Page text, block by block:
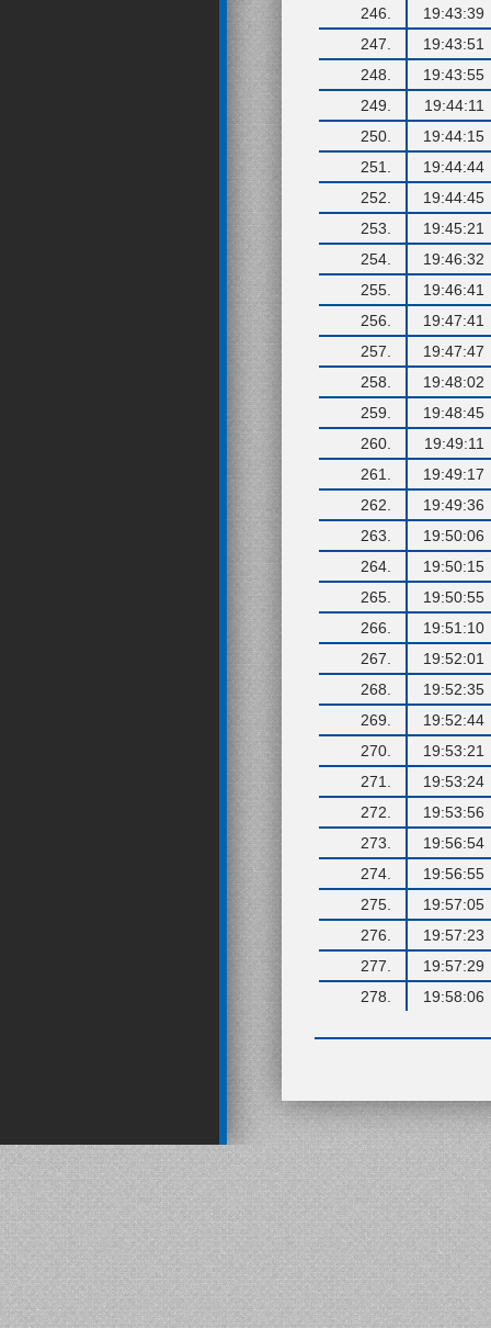
246.
19:43:39
247.
19:43:51
248.
19:43:55
249.
19:44:11
250.
19:44:15
251.
19:44:44
252.
19:44:45
253.
19:45:21
254.
19:46:32
255.
19:46:41
256.
19:47:41
257.
19:47:47
258.
19:48:02
259.
19:48:45
260.
19:49:11
261.
19:49:17
262.
19:49:36
263.
19:50:06
264.
19:50:15
265.
19:50:55
266.
19:51:10
267.
19:52:01
268.
19:52:35
269.
19:52:44
270.
19:53:21
271.
19:53:24
272.
19:53:56
273.
19:56:54
274.
19:56:55
275.
19:57:05
276.
19:57:23
277.
19:57:29
278.
19:58:06